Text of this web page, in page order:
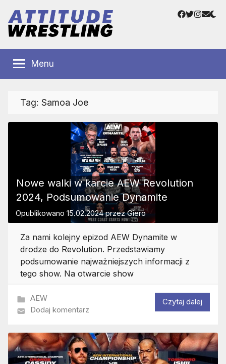
treści
Wrestling
Polska
Wrestlingu
Facebook
Twitter
Menu
Tag: Samoa Joe
Nowe walki w karcie AEW Revolution
2024, Podsumowanie Dynamite
Opublikowano 15.02.2024przezGiero
Za nami kolejny epizod AEW Dynamite w
drodze do Revolution. Przedstawiamy
podsumowanie najważniejszych informacji z
tego show. Na otwarcie show
AEW
Dodaj komentarz
Czytaj dalej